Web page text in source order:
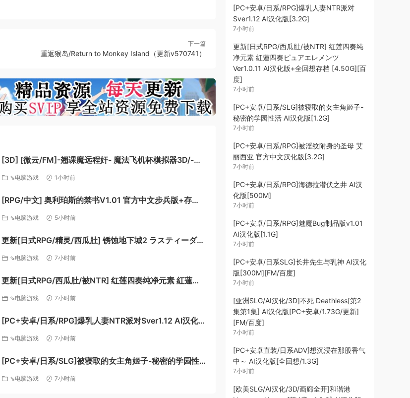
下一篇
重返猴岛/Return to Monkey Island（更新v570741）
[3D] [微云/FM]-翘课魔远程奸- 魔法飞机杯模拟器3D/-サ
ボり魔遠隔姦- 魔法のオナホシミュレーター3D/官中+动
⇘电脑游戏 1小时前
[RPG/中文] 奥利珀斯的禁书V1.01 官方中文步兵版+存档
[新作] [FM/1.3G/百度]
⇘电脑游戏 5小时前
更新[日式RPG/精灵/西瓜肚] 锈蚀地下城2 ラスティーダン
ジョン2 v1.0k AI汉化版+全回想存档 [770M][百度]
⇘电脑游戏 7小时前
更新[日式RPG/西瓜肚/被NTR] 红莲四奏纯净元素 紅蓮四
奏ピュアエレメンツ Ver1.0.11 AI汉化版+全回想存档
⇘电脑游戏 7小时前
[PC+安卓/日系/RPG]爆乳人妻NTR派对Sver1.12 AI汉化
版[3.2G]
⇘电脑游戏 7小时前
[PC+安卓/日系/SLG]被寝取的女主角姬子-秘密的学园性
活 AI汉化版[1.2G]
⇘电脑游戏 7小时前
[PC+安卓/日系/RPG]爆乳人妻NTR派对
Sver1.12 AI汉化版[3.2G]
7小时前
更新[日式RPG/西瓜肚/被NTR] 红莲四奏纯
净元素 紅蓮四奏ピュアエレメンツ
Ver1.0.11 AI汉化版+全回想存档 [4.50G][百
度]
7小时前
[PC+安卓/日系/SLG]被寝取的女主角姬子-
秘密的学园性活 AI汉化版[1.2G]
7小时前
[PC+安卓/日系/RPG]被淫纹附身的圣母 艾
丽西亚 官方中文汉化版[3.2G]
7小时前
[PC+安卓/日系/RPG]海德拉潜伏之井 AI汉
化版[500M]
7小时前
[PC+安卓/日系/RPG]魅魔Bug制品版v1.01
AI汉化版[1.1G]
7小时前
[PC+安卓/日系SLG]长井先生与乳神 AI汉化
版[300M][FM/百度]
7小时前
[亚洲SLG/AI汉化/3D]不死 Deathless[第2
集第1集] AI汉化版[PC+安卓/1.73G/更新]
[FM/百度]
7小时前
[PC+安卓直装/日系ADV]想沉浸在那股香气
中～ AI汉化版[全回想/1.3G]
7小时前
[欧美SLG/AI汉化/3D/画廊全开]和谐港